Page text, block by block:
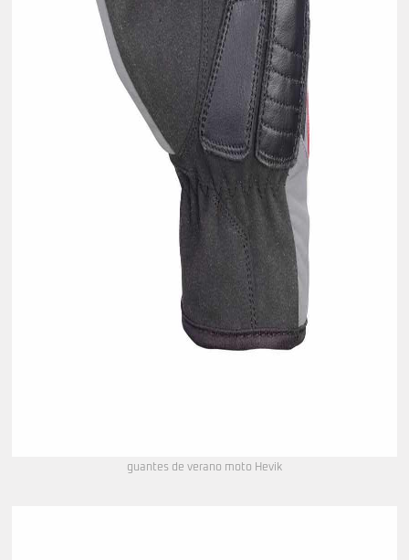
guantes de verano moto Hevik